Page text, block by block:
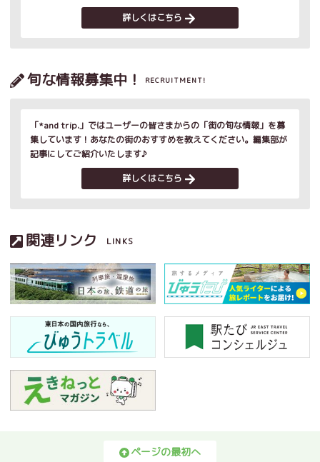
詳しくはこちら
旬な情報募集中！ RECRUITMENT!
「*and trip.」ではユーザーの皆さまからの「街の旬な情報」を募
集しています！あなたの街のおすすめを教えてください。編集部が
記事にしてご紹介いたします♪
詳しくはこちら
関連リンク LINKS
ページの最初へ